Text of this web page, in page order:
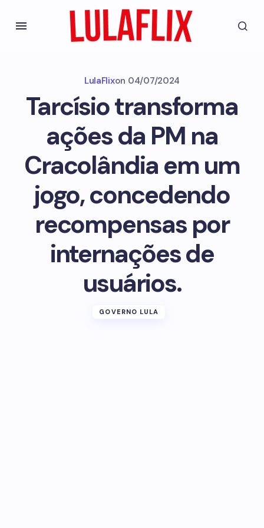
LulaFlixon 04/07/2024
Tarcísio transforma
ações da PM na
Cracolândia em um
jogo, concedendo
recompensas por
internações de
usuários.
GOVERNO LULA